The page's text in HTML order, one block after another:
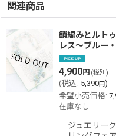
関連商品
鎖編みとルト
レス〜ブルー
4,900円 (税別)
(税込 : 5,390円)
希望小売価格:
在庫なし
ジュエリー